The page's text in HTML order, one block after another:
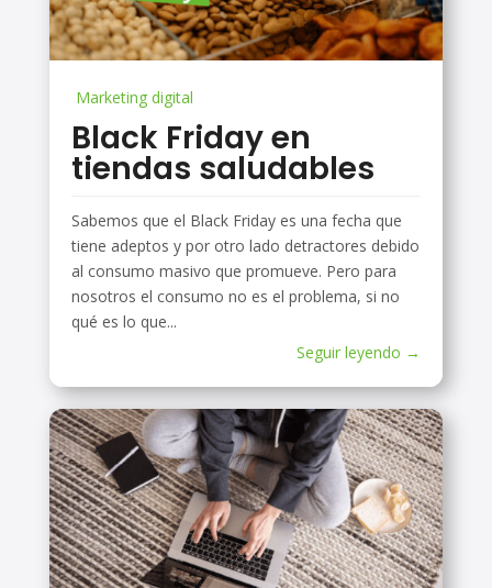
Marketing digital
Black Friday en
tiendas saludables
Sabemos que el Black Friday es una fecha que
tiene adeptos y por otro lado detractores debido
al consumo masivo que promueve. Pero para
nosotros el consumo no es el problema, si no
qué es lo que...
Seguir leyendo →